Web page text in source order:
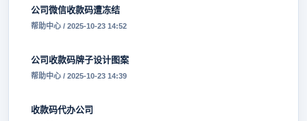
公司微信收款码遭冻结
帮助中心 / 2025-10-23 14:52
公司收款码牌子设计图案
帮助中心 / 2025-10-23 14:39
收款码代办公司